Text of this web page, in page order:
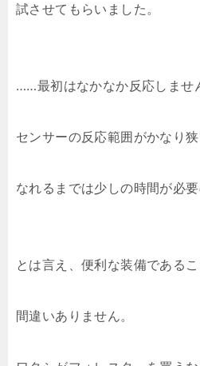
試させてもらいました。
……最初はなかなか反応しませ
センサーの反応範囲がかなり狭
なれるまでは少しの時間が必要
とは言え、便利な装備である
間違いありません。